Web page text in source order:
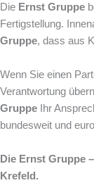
Die Ernst Gruppe
Fertigstellung.
Gruppe, dass aus
Wenn Sie einen
Verantwortung
Gruppe Ihr
bundesweit und
Die Ernst Gruppe
Krefeld.